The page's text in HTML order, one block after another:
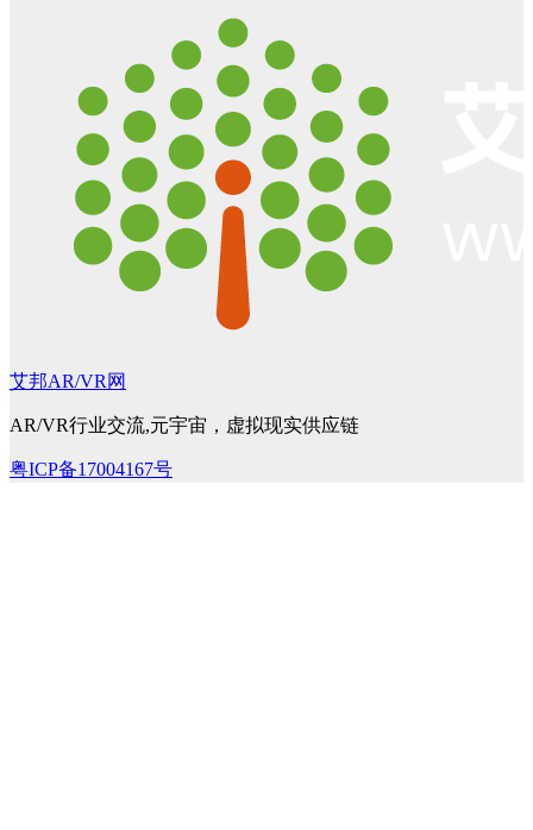
艾邦AR/VR网
AR/VR行业交流,元宇宙，虚拟现实供应链
粤ICP备17004167号